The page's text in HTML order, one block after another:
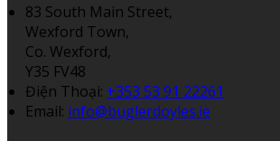
83 South Main Street,
Wexford Town,
Co. Wexford,
Y35 FV48
Điện Thoại: +353 53 91 22261
Email: info@buglerdoyles.ie